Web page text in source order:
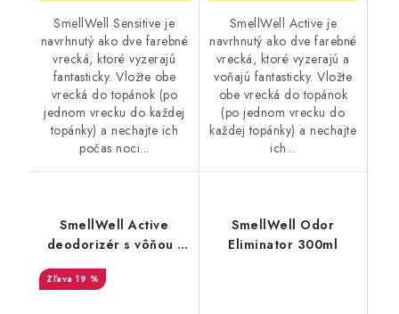
SmellWell Sensitive je
navrhnutý ako dve farebné
vrecká, ktoré vyzerajú
fantasticky. Vložte obe
vrecká do topánok (po
jednom vrecku do každej
topánky) a nechajte ich
počas noci...
SmellWell Active je
navrhnutý ako dve farebné
vrecká, ktoré vyzerajú a
voňajú fantasticky. Vložte
obe vrecká do topánok
(po jednom vrecku do
každej topánky) a nechajte
ich...
SmellWell Active
deodorizér s vôňou -
Leopard Blue
19 %
SmellWell Odor
Eliminator 300ml